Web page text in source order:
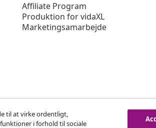
Affiliate Program
Produktion for vidaXL
Marketingsamarbejde
til at virke ordentligt,
i forhold til sociale